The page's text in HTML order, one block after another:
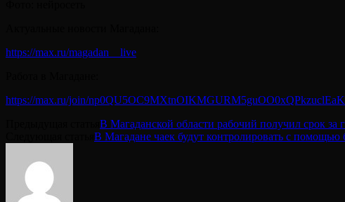
https://max.ru/magadan__live
https://max.ru/join/
В Магаданской области рабочий получил срок за
В Магадане чаек будут контролировать с помощью